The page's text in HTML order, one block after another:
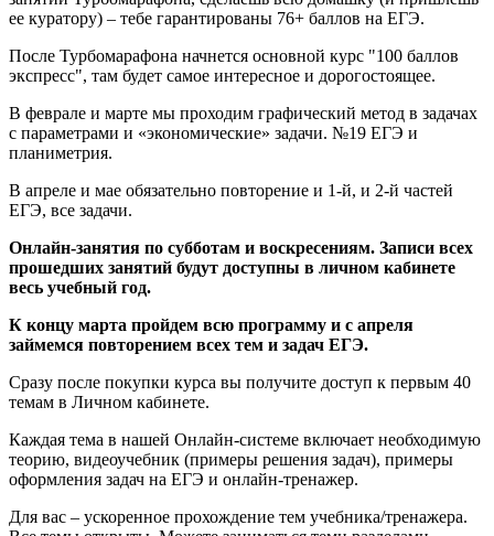
ее куратору) – тебе гарантированы 76+ баллов на ЕГЭ.
После Турбомарафона начнется основной курс "100 баллов
экспресс", там будет самое интересное и дорогостоящее.
В феврале и марте мы проходим графический метод в задачах
с параметрами и «экономические» задачи. №19 ЕГЭ и
планиметрия.
В апреле и мае обязательно повторение и 1-й, и 2-й частей
ЕГЭ, все задачи.
Онлайн-занятия по субботам и воскресениям. Записи всех
прошедших занятий будут доступны в личном кабинете
весь учебный год.
К концу марта пройдем всю программу и с апреля
займемся повторением всех тем и задач ЕГЭ.
Сразу после покупки курса вы получите доступ к первым 40
темам в Личном кабинете.
Каждая тема в нашей Онлайн-системе включает необходимую
теорию, видеоучебник (примеры решения задач), примеры
оформления задач на ЕГЭ и онлайн-тренажер.
Для вас – ускоренное прохождение тем учебника/тренажера.